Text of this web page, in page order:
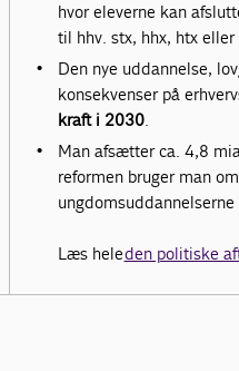
hvor eleverne kan
til hhv. stx, hhx, htx eller
Den nye uddannelse,
konsekvenser på
kraft i 2030.
Man afsætter ca. 4,8
reformen bruger man
Læs heleden politiske